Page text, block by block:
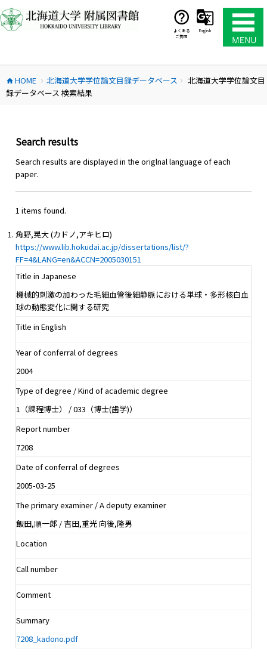
ン
テ
ス
キ
よくある
ご質問
English
home HOME chevron_right 北海道大学学位論文目録データベース chevron_right
北海道大学学位論文目
録データベース 検索結果
Search results
Search results are displayed in the origlnal language of each
paper.
1 items found.
角野,晃大 (カドノ,アキヒロ)
https://www.lib.hokudai.ac.jp/dissertations/list/?
FF=4&LANG=en&ACCN=2005030151
Title in Japanese
機械的刺激の加わった毛細血管後細静脈における単球・多形核白血
球の動態変化に関する研究
Title in English
Year of conferral of degrees
2004
Type of degree / Kind of academic degree
1（課程博士） / 033（博士(歯学)）
Report number
7208
Date of conferral of degrees
2005-03-25
The primary examiner / A deputy examiner
飯田,順一郎 / 吉田,重光 向後,隆男
Location
Call number
Comment
Summary
7208_kadono.pdf